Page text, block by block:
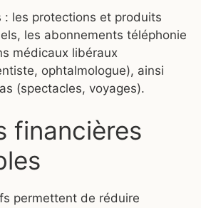
: les protections et produits
les abonnements téléphonie
médicaux libéraux
ophtalmologue), ainsi
(spectacles, voyages).
financières
permettent de réduire